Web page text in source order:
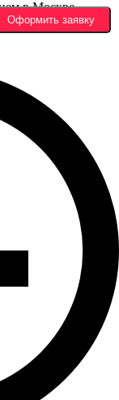
Оформить заявку